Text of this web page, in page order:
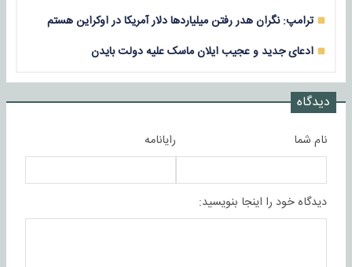
ترامپ: نگران هدر رفتن میلیاردها دلار آمریکا در اوکراین هستم
ادعای جدید و عجیب ایلان ماسک علیه دولت بایدن
دیدگاه
نام شما رایانامه
دیدگاه خود را اینجا بنویسید: